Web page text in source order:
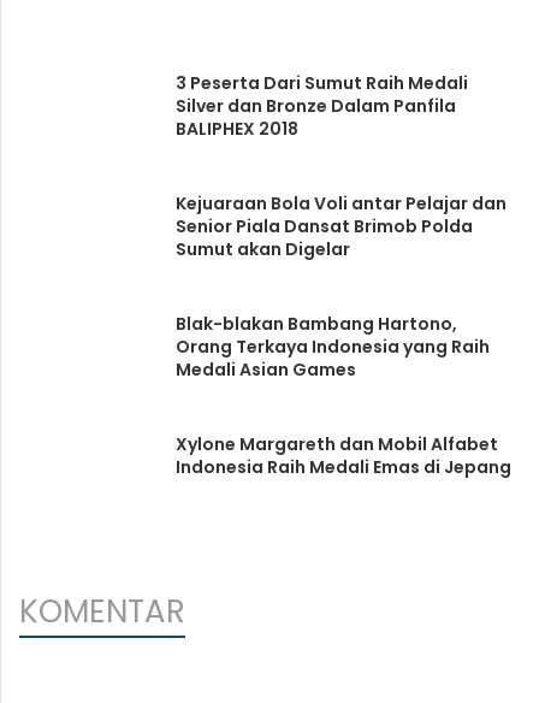
3 Peserta Dari Sumut Raih Medali
Silver dan Bronze Dalam Panfila
BALIPHEX 2018
Kejuaraan Bola Voli antar Pelajar dan
Senior Piala Dansat Brimob Polda
Sumut akan Digelar
Blak-blakan Bambang Hartono,
Orang Terkaya Indonesia yang Raih
Medali Asian Games
Xylone Margareth dan Mobil Alfabet
Indonesia Raih Medali Emas di Jepang
KOMENTAR